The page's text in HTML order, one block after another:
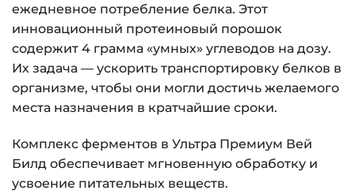
ежедневное потребление белка. Этот
инновационный протеиновый порошок
содержит 4 грамма «умных» углеводов на дозу.
Их задача — ускорить транспортировку белков в
организме, чтобы они могли достичь желаемого
места назначения в кратчайшие сроки.
Комплекс ферментов в Ультра Премиум Вей
Билд обеспечивает мгновенную обработку и
усвоение питательных веществ.